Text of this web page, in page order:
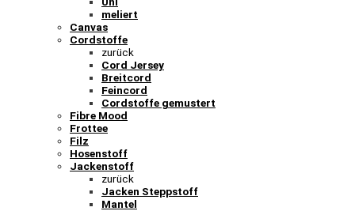
meliert
Canvas
Cordstoffe
zurück
Cord Jersey
Breitcord
Feincord
Cordstoffe gemustert
Fibre Mood
Frottee
Filz
Hosenstoff
Jackenstoff
zurück
Jacken Steppstoff
Mantel